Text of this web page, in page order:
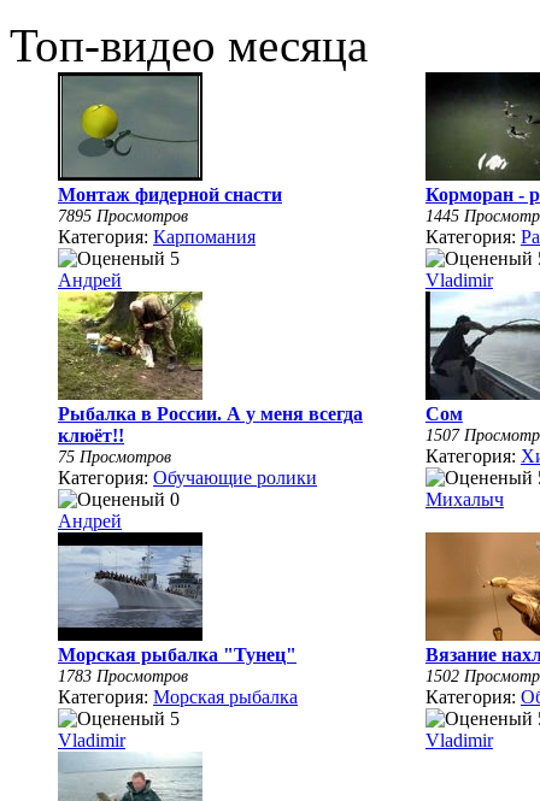
Топ-видео месяца
Монтаж фидерной снасти
7895 Просмотров
Категория: Карпомания
Андрей
Корморан -
1445
Категория:
Vladimir
Рыбалка в России. А у меня всегда
клюёт!!
75 Просмотров
Категория: Обучающие ролики
Андрей
Сом
1507
Категория:
Михалыч
Морская рыбалка "Тунец"
1783 Просмотров
Категория: Морская рыбалка
Vladimir
Вязание
1502
Категория:
Vladimir